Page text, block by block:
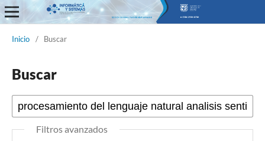
Informática y Sistemas
Inicio / Buscar
Buscar
Filtros avanzados